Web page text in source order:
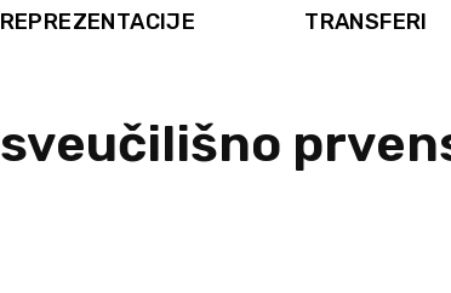
REPREZENTACIJE TRANSFERI